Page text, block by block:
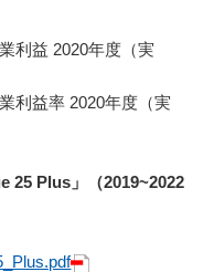
利益 2020年度（実
利益率 2020年度（実
25 Plus」（2019~2022